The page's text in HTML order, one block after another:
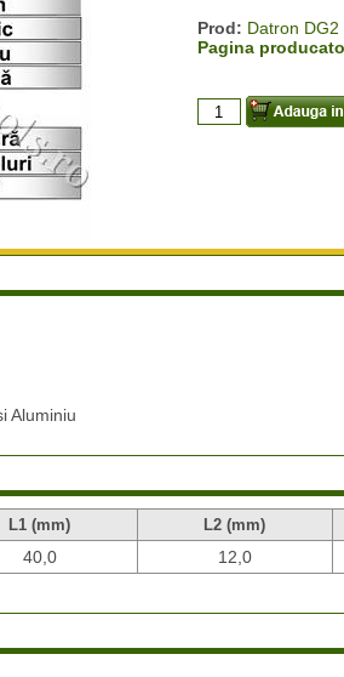
Prod: Datron DG2
Pagina
Aluminiu
L1 (mm) L2 (mm)
40,0 12,0